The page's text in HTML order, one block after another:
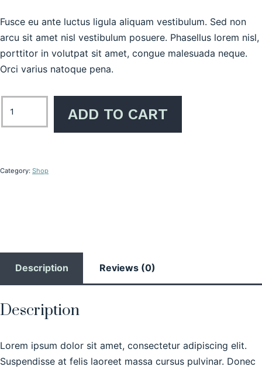
Fusce eu ante luctus ligula aliquam vestibulum. Sed non
arcu sit amet nisl vestibulum posuere. Phasellus lorem nisl,
porttitor in volutpat sit amet, congue malesuada neque.
Orci varius natoque pena.
ADD TO CART
Category: Shop
Description Reviews (0)
Description
Lorem ipsum dolor sit amet, consectetur adipiscing elit.
Suspendisse at felis laoreet massa cursus pulvinar. Donec